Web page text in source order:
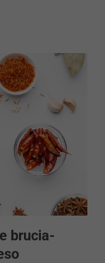
brucia-